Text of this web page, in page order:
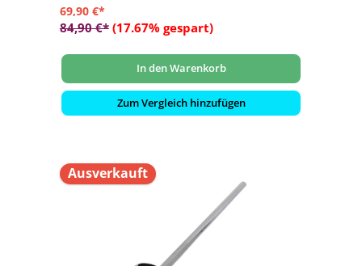
69,90 €*
84,90 €* (17.67% gespart)
In den Warenkorb
Zum Vergleich hinzufügen
Ausverkauft